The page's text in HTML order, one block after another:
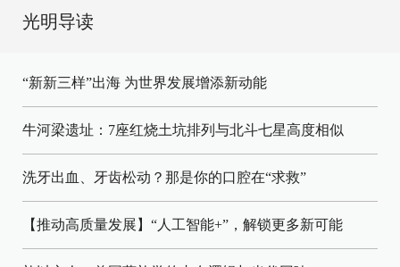
光明导读
“新新三样”出海 为世界发展增添新动能
牛河梁遗址：7座红烧土坑排列与北斗七星高度相似
洗牙出血、牙齿松动？那是你的口腔在“求救”
【推动高质量发展】“人工智能+”，解锁更多新可能